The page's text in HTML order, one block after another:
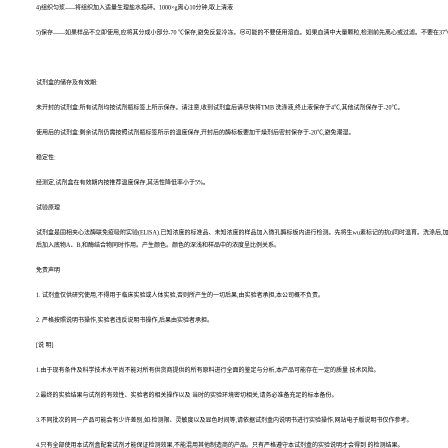
4)组织匀浆-----将组织加入适量生理盐水捣碎。1000×g离心10分钟,取上清液
5)保存------如果样品不立即使用,应将其分成小部分-70 ℃保存,避免反复冷冻。尽可能的不要使用溶血。如果血清中大量颗粒,检测前先离心或过滤。不要在
试剂盒的储存及有效期:
未开封的试剂盒:所有试剂均按试剂瓶标签上所示保存。请注意,收到试剂盒后请尽快将TMB 洗涤液,终止液保存于4℃,其他试剂保存于-20℃。
使用后的试剂盒:剩余试剂仍需按照试剂瓶标签所示的温度保存,开封后的酶标板要加干燥剂后密封保存于-20℃,避免潮湿。
稳定性:
经测定,试剂盒在有效期内按推荐温度保存,其活性降低率小于5%。
试验原理
试剂盒是固相夹心法酶联免疫吸附实验(ELISA).已知浓度的标准品、未知浓度的样品加入微孔酶标板内进行检测。先将生wu素标记的抗ti同时温育。洗涤后,
后加入底物A、B,和酶结合物同时作用。产生颜色。颜色的深浅和样品中的浓度呈比例关系。
免责声明
1. 试剂盒仅供研究使用,不得用于临床实验或人体实验,否则所产生的一切后果,由实验者承担,本公司概不负责。
2. 严格按照说明书操作,实验者违反说明书操作,后果由实验者承担。
[说 明]
1.由于现有条件及科学技术水平尚不能对所有供货商提供的所有原料进行全面的鉴定与分析,本产品可能存在一定的质量 技术风险。
2.最终的实验结果与试剂的有效性、实验者的相关操作以及 当时的实验环境密切相关,请务必准备充足的标本备份。
3.不同批次的同一产品可能会有少许差别,如:检测限、灵敏度以及显色时间等,请依据试剂盒内说明书进行实验操作,网站电子版说明书仅作参考。
4.只有全部使用本试剂盒配套试剂才能保证检测效果,不能混用其他制造商的产品。只有严格遵守本试剂盒的实验说明才会得到 的检测结果。